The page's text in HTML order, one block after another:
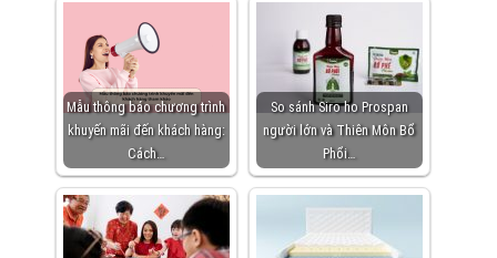
Mẫu thông báo chương trình
khuyến mãi đến khách hàng:
Cách…
So sánh Siro ho Prospan
người lớn và Thiên Môn Bổ
Phổi…